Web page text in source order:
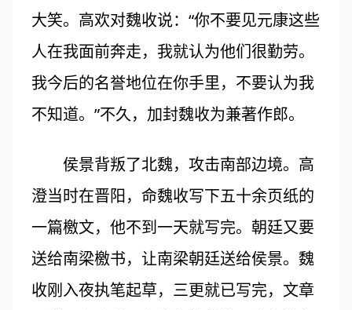
大笑。高欢对魏收说：“你不要见元康这些
人在我面前奔走，我就认为他们很勤劳。
我今后的名誉地位在你手里，不要认为我
不知道。”不久，加封魏收为兼著作郎。
侯景背叛了北魏，攻击南部边境。高
澄当时在晋阳，命魏收写下五十余页纸的
一篇檄文，他不到一天就写完。朝廷又要
送给南梁檄书，让南梁朝廷送给侯景。魏
收刚入夜执笔起草，三更就已写完，文章